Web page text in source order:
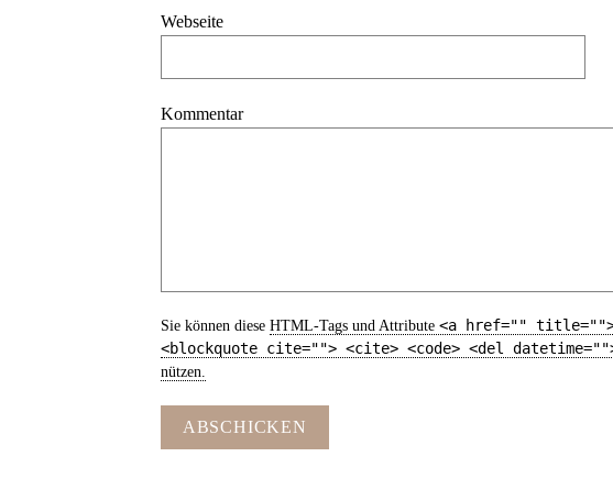
Webseite
Kommentar
Sie können diese HTML-Tags und Attribute <a href=""
<blockquote cite=""> <cite> <code> <del
nützen.
ABSCHICKEN